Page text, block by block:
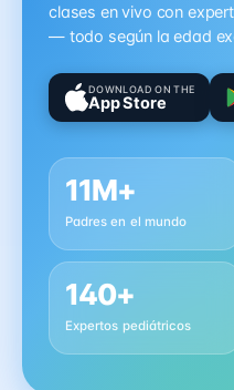
clases en vivo con
— todo según la edad
DOWNLOAD ON THE
App Store
11M+
Padres en el mundo
140+
Expertos pediátricos